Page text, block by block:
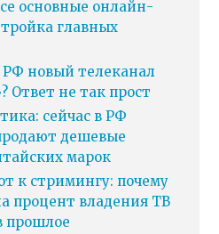
основные онлайн-
главных
новый телеканал
Ответ не так прост
сейчас в РФ
дешевые
марок
к стримингу: почему
процент владения ТВ
прошлое